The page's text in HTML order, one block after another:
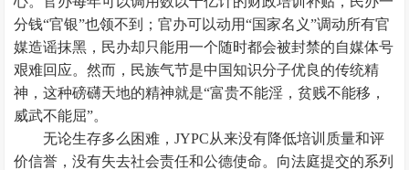
分钱“官银”也领不到；官办可以动用“国家名义”调动所有官
媒造谣抹黑，民办却只能用一个随时都会被封禁的自媒体号
艰难回应。然而，民族气节是中国知识分子优良的传统精
神，这种磅礴天地的精神就是“富贵不能淫，贫贱不能移，
威武不能屈”。
无论生存多么困难，JYPC从来没有降低培训质量和评
价信誉，没有失去社会责任和公德使命。向法庭提交的系列